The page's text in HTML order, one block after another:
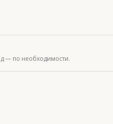
— по необходимости.